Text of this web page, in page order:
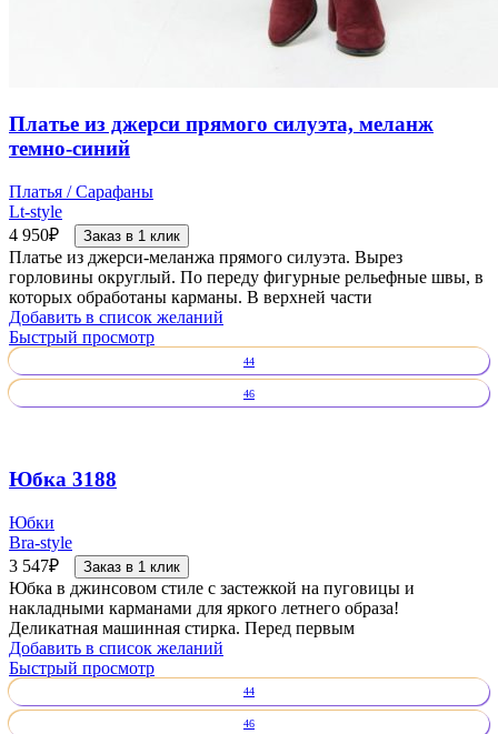
Платье из джерси прямого силуэта, меланж
темно-синий
Платья / Сарафаны
Lt-style
4 950₽ Заказ в 1 клик
Платье из джерси-меланжа прямого силуэта. Вырез
горловины округлый. По переду фигурные рельефные швы, в
которых обработаны карманы. В верхней части
Добавить в список желаний
Быстрый просмотр
44
46
Юбка 3188
Юбки
Bra-style
3 547₽ Заказ в 1 клик
Юбка в джинсовом стиле с застежкой на пуговицы и
накладными карманами для яркого летнего образа!
Деликатная машинная стирка. Перед первым
Добавить в список желаний
Быстрый просмотр
44
46